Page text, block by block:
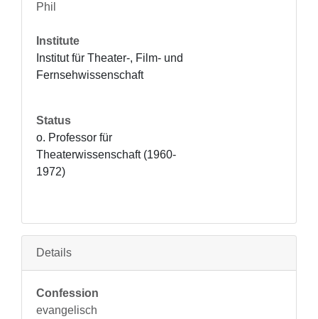
Phil
Institute
Institut für Theater-, Film- und
Fernsehwissenschaft
Status
o. Professor für
Theaterwissenschaft (1960-
1972)
Details
Confession
evangelisch